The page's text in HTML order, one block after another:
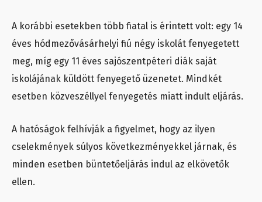
A korábbi esetekben több fiatal is érintett volt: egy 14
éves hódmezővásárhelyi fiú négy iskolát fenyegetett
meg, míg egy 11 éves sajószentpéteri diák saját
iskolájának küldött fenyegető üzenetet. Mindkét
esetben közveszéllyel fenyegetés miatt indult eljárás.
A hatóságok felhívják a figyelmet, hogy az ilyen
cselekmények súlyos következményekkel járnak, és
minden esetben büntetőeljárás indul az elkövetők
ellen.